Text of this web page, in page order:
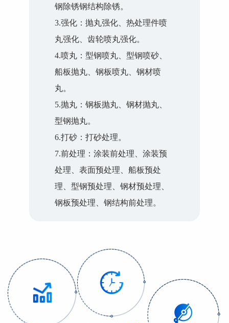
钢除锈钢结构除锈。
3.强化：抛丸强化、热处理件喷
丸强化、齿轮喷丸强化。
4.喷丸：型钢喷丸、型钢喷砂、
船板抛丸、钢板喷丸、钢材喷
丸。
5.抛丸：钢板抛丸、钢材抛丸、
型钢抛丸。
6.打砂：打砂处理。
7.前处理：涂装前处理、涂装预
处理、表面预处理、船板预处
理、型钢预处理、钢材预处理、
钢板预处理、钢结构前处理。